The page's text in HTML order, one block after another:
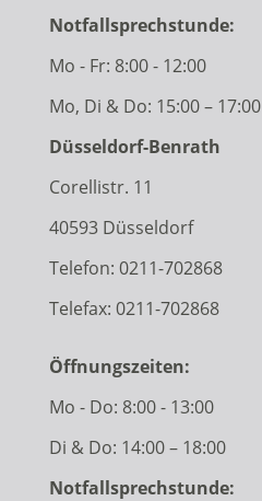
Notfallsprechstunde:
Mo - Fr: 8:00 - 12:00
Mo, Di & Do: 15:00 – 17:00
Düsseldorf-Benrath
Corellistr. 11
40593 Düsseldorf
Telefon: 0211-702868
Telefax: 0211-702868
Öffnungszeiten:
Mo - Do: 8:00 - 13:00
Di & Do: 14:00 – 18:00
Notfallsprechstunde: